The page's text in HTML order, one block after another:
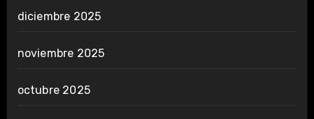
diciembre 2025
noviembre 2025
octubre 2025